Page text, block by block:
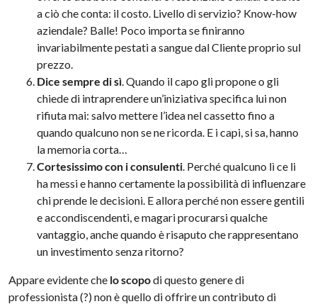
a ciò che conta: il costo. Livello di servizio? Know-how
aziendale? Balle! Poco importa se finiranno
invariabilmente pestati a sangue dal Cliente proprio sul
prezzo.
Dice sempre di sì . Quando il capo gli propone o gli
chiede di intraprendere un’iniziativa specifica lui non
rifiuta mai: salvo mettere l’idea nel cassetto fino a
quando qualcuno non se ne ricorda. E i capi, si sa, hanno
la memoria corta…
Cortesissimo con i consulenti . Perché qualcuno lì ce li
ha messi e hanno certamente la possibilità di influenzare
chi prende le decisioni. E allora perché non essere gentili
e accondiscendenti, e magari procurarsi qualche
vantaggio, anche quando è risaputo che rappresentano
un investimento senza ritorno?
Appare evidente che lo scopodi questo genere di
professionista (?) non è quello di offrire un contributo di